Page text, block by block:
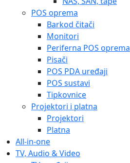
POS oprema
Barkod čitači
Monitori
Periferna POS oprema
Pisači
POS PDA uređaji
POS sustavi
Tipkovnice
Projektori i platna
Projektori
Platna
All-in-one
TV, Audio & Video